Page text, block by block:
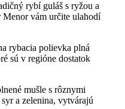
rybí​ guláš s ryžou a
Menor vám určite ulahodí
rybacia ‍polievka plná
sú v regióne dostatok
mušle s rôznymi
a zelenina, vytvárajú